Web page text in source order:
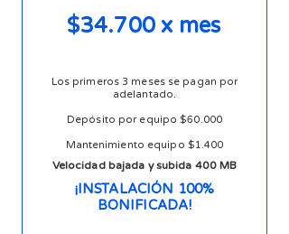
$34.700 x mes
¡INSTALACIÓN 100%
BONIFICADA!
Velocidad bajada y subida 400 MB
Los primeros 3 meses se pagan por
adelantado.
Depósito por equipo $60.000
Mantenimiento equipo $1.400